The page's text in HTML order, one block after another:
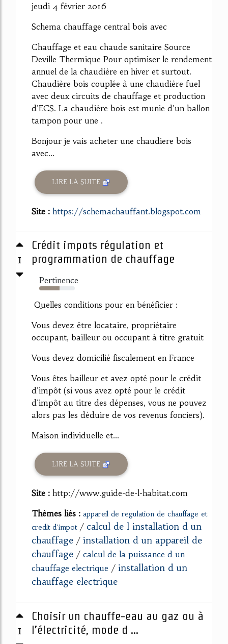
jeudi 4 février 2016
Schema chauffage central bois avec
Chauffage et eau chaude sanitaire Source
Deville Thermique Pour optimiser le rendement
annuel de la chaudière en hiver et surtout.
Chaudière bois couplée à une chaudière fuel
avec deux circuits de chauffage et production
d'ECS. La chaudière bois est munie d'un ballon
tampon pour une .
Bonjour je vais acheter une chaudiere bois
avec...
LIRE LA SUITE
Site : https://schemachauffant.blogspot.com
1
Crédit impots régulation et
programmation de chauffage
Pertinence
57%
Quelles conditions pour en bénéficier :
Vous devez être locataire, propriétaire
occupant, bailleur ou occupant à titre gratuit
Vous devez domicilié fiscalement en France
Vous êtes bailleur et avez opté pour le crédit
d'impôt (si vous avez opté pour le crédit
d'impôt au titre des dépenses, vous ne pouvez
alors pas les déduire de vos revenus fonciers).
Maison individuelle et...
LIRE LA SUITE
Site : http://www.guide-de-l-habitat.com
Thèmes liés : appareil de regulation de chauffage et
credit d'impot/ calcul de l installation d un
chauffage / installation d un appareil de
chauffage / calcul de la puissance d un
chauffage electrique / installation d un
chauffage electrique
1
Choisir un chauffe-eau au gaz ou à
l’électricité, mode d ...